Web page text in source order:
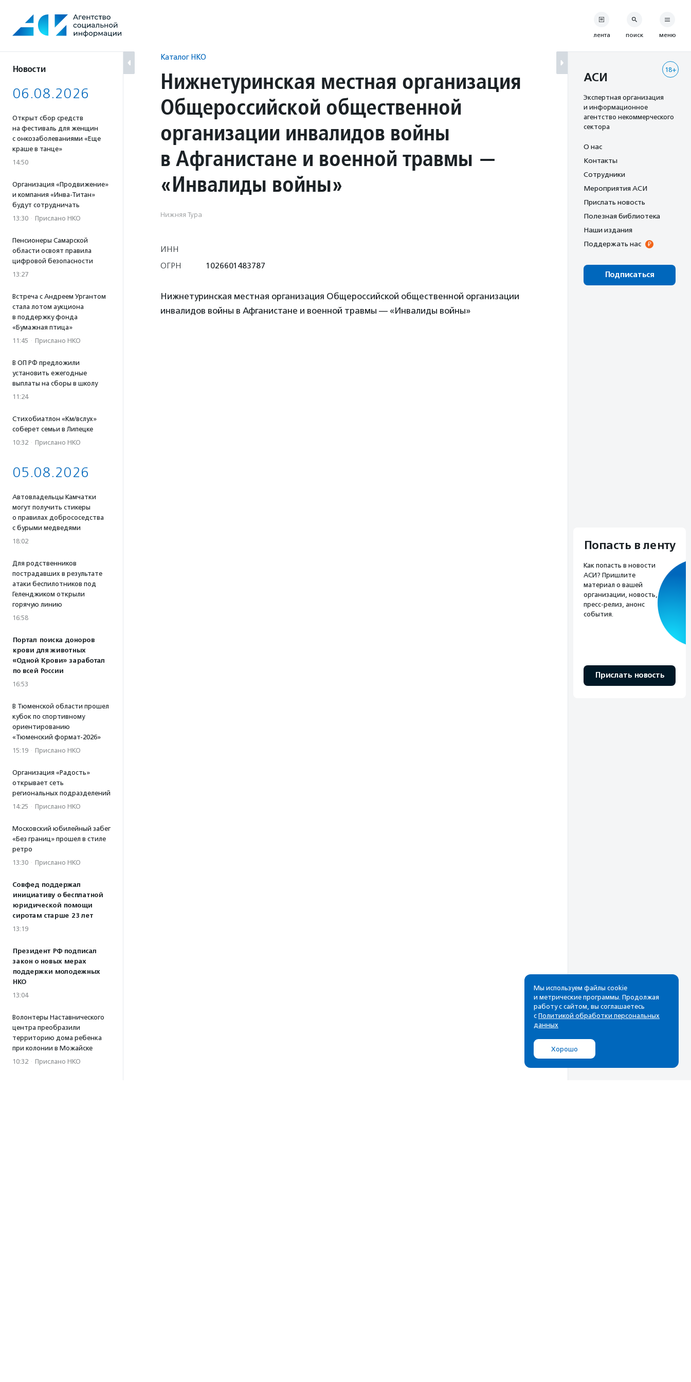
содержанию
Новости
06.08.2026
Открыт сбор средств
на фестиваль для женщин
с онкозаболеваниями «Еще
краше в танце»
14:50
Организация «Продвижение»
и компания «Инва-Титан»
будут сотрудничать
13:30 · Прислано НКО
Пенсионеры Самарской
области освоят правила
цифровой безопасности
13:27
Встреча с Андреем Ургантом
стала лотом аукциона
в поддержку фонда
«Бумажная птица»
11:45 · Прислано НКО
В ОП РФ предложили
установить ежегодные
выплаты на сборы в школу
11:24
Стихобиатлон «Км/вслух»
соберет семьи в Липецке
10:32 · Прислано НКО
05.08.2026
Автовладельцы Камчатки
могут получить стикеры
о правилах добрососедства
с бурыми медведями
18:02
Для родственников
пострадавших в результате
атаки беспилотников под
Геленджиком открыли
горячую линию
16:58
Портал поиска доноров
крови для животных
«Одной Крови» заработал
по всей России
16:53
В Тюменской области прошел
кубок по спортивному
ориентированию
«Тюменский формат-2026»
15:19 · Прислано НКО
Организация «Радость»
открывает сеть
региональных подразделений
14:25 · Прислано НКО
Московский юбилейный забег
«Без границ» прошел в стиле
ретро
13:30 · Прислано НКО
Совфед поддержал
инициативу о бесплатной
юридической помощи
сиротам старше 23 лет
13:19
Президент РФ подписал
закон о новых мерах
поддержки молодежных
НКО
13:04
Волонтеры Наставнического
центра преобразили
территорию дома ребенка
при колонии в Можайске
10:32 · Прислано НКО
Каталог НКО
Нижнетуринская местная организация
Общероссийской общественной
организации инвалидов войны
в Афганистане и военной травмы —
«Инвалиды войны»
Нижняя Тура
ИНН
ОГРН
1026601483787
Нижнетуринская местная организация Общероссийской общественной организации
инвалидов войны в Афганистане и военной травмы — «Инвалиды войны»
лента поиск меню
18+
АСИ
Экспертная организация
и информационное
агентство некоммерческого
сектора
О нас
Контакты
Сотрудники
Мероприятия АСИ
Прислать новость
Полезная библиотека
Наши издания
Поддержать нас
Подписаться
Попасть в ленту
Как попасть в новости
АСИ? Пришлите
материал о вашей
организации, новость,
пресс-релиз, анонс
события.
Прислать новость
Рассылка
Cамые свежие новости,
почтовом ящике
Мы используем файлы cookie
и метрические программы. Продолжая
работу с сайтом, вы соглашаетесь
с Политикой обработки персональных
данных
Хорошо